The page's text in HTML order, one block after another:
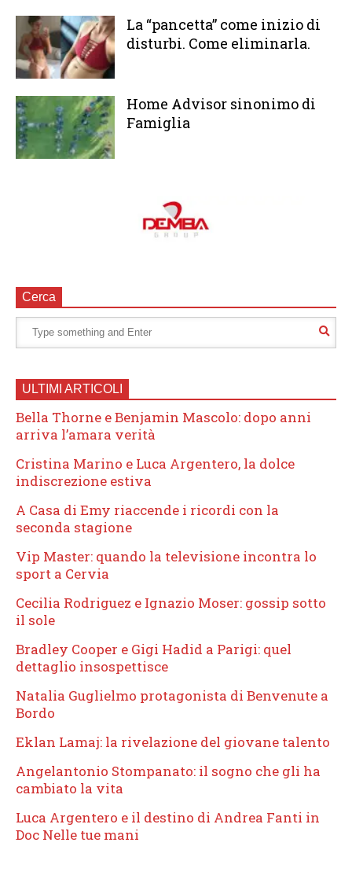
La “pancetta” come inizio di
disturbi. Come eliminarla.
Home Advisor sinonimo di
Famiglia
Cerca
ULTIMI ARTICOLI
Bella Thorne e Benjamin Mascolo: dopo anni
arriva l’amara verità
Cristina Marino e Luca Argentero, la dolce
indiscrezione estiva
A Casa di Emy riaccende i ricordi con la
seconda stagione
Vip Master: quando la televisione incontra lo
sport a Cervia
Cecilia Rodriguez e Ignazio Moser: gossip sotto
il sole
Bradley Cooper e Gigi Hadid a Parigi: quel
dettaglio insospettisce
Natalia Guglielmo protagonista di Benvenute a
Bordo
Eklan Lamaj: la rivelazione del giovane talento
Angelantonio Stompanato: il sogno che gli ha
cambiato la vita
Luca Argentero e il destino di Andrea Fanti in
Doc Nelle tue mani